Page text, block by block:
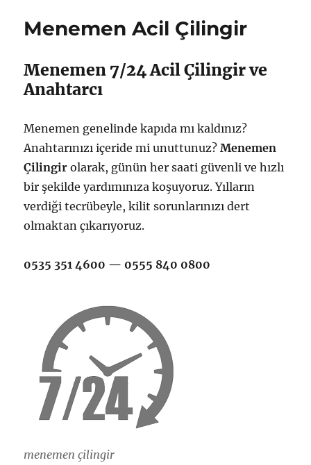
Menemen Acil Çilingir
Menemen 7/24 Acil Çilingir ve
Anahtarcı
Menemen genelinde kapıda mı kaldınız?
Anahtarınızı içeride mi unuttunuz?Menemen
Çilingir olarak, günün her saati güvenli ve hızlı
bir şekilde yardımınıza koşuyoruz. Yılların
verdiği tecrübeyle, kilit sorunlarınızı dert
olmaktan çıkarıyoruz.
0535 351 4600 — 0555 840 0800
menemen çilingir